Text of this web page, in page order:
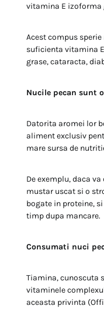
vitamina E izoforma
Acest compus
suficienta vitamina
grase, cataracta,
Nucile pecan sunt
Datorita aromei lor
aliment exclusiv
mare sursa de
De exemplu, daca
mustar uscat si o
bogate in proteine,
timp dupa mancare.
Consumati nuci
Tiamina, cunoscuta
vitaminele
aceasta privinta